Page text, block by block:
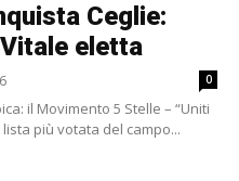
Ceglie:
eletta
0
il Movimento 5 Stelle – “Uniti
lista più votata del campo...